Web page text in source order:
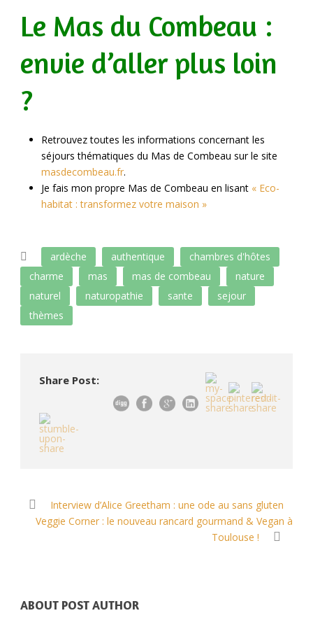
Le Mas du Combeau :
envie d’aller plus loin
?
Retrouvez toutes les informations concernant les
séjours thématiques du Mas de Combeau sur le site
masdecombeau.fr.
Je fais mon propre Mas de Combeau en lisant « Eco-
habitat : transformez votre maison »
ardèche authentique
chambres d'hôtes
charme
mas mas de combeau
nature
naturel
naturopathie sante
sejour
thèmes
Share Post:
Interview d’Alice Greetham : une ode au sans gluten
Veggie Corner : le nouveau rancard gourmand & Vegan à
Toulouse !
ABOUT POST AUTHOR